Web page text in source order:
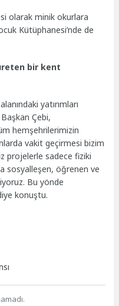
olarak minik okurlara
Kütüphanesi’nde de
bir kent
yatırımları
Çebi,
hemşehrilerimizin
vakit geçirmesi bizim
projelerle sadece fiziki
sosyalleşen, öğrenen ve
Bu yönde
konuştu.